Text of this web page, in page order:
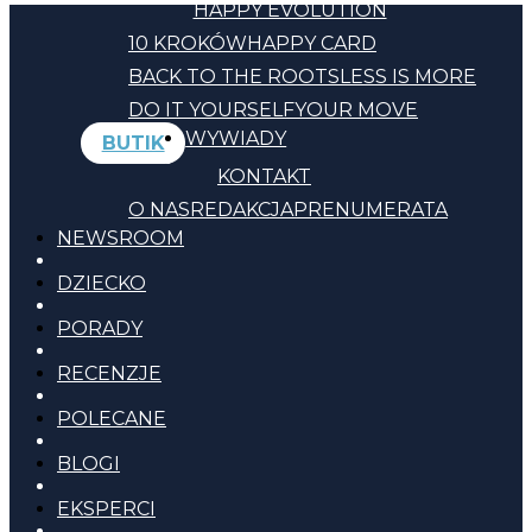
HAPPY EVOLUTION
10 KROKÓWHAPPY CARD
BACK TO THE ROOTSLESS IS MORE
DO IT YOURSELFYOUR MOVE
BUTIK
KONTAKT
O NASREDAKCJAPRENUMERATA
WYWIADY
NEWSROOM
DZIECKO
PORADY
RECENZJE
POLECANE
BLOGI
EKSPERCI